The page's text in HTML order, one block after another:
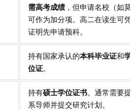
需高考成绩，但申请名校（如莫
可作为加分项。高二在读生可凭
证明先申请预科。
持有国家承认的本科毕业证和学
位证。
持有硕士学位证书。通常需要提
系导师并提交研究计划。